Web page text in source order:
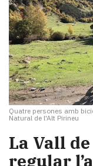
Quatre persones amb
Natural de l'Alt Pirineu
La Vall
regular